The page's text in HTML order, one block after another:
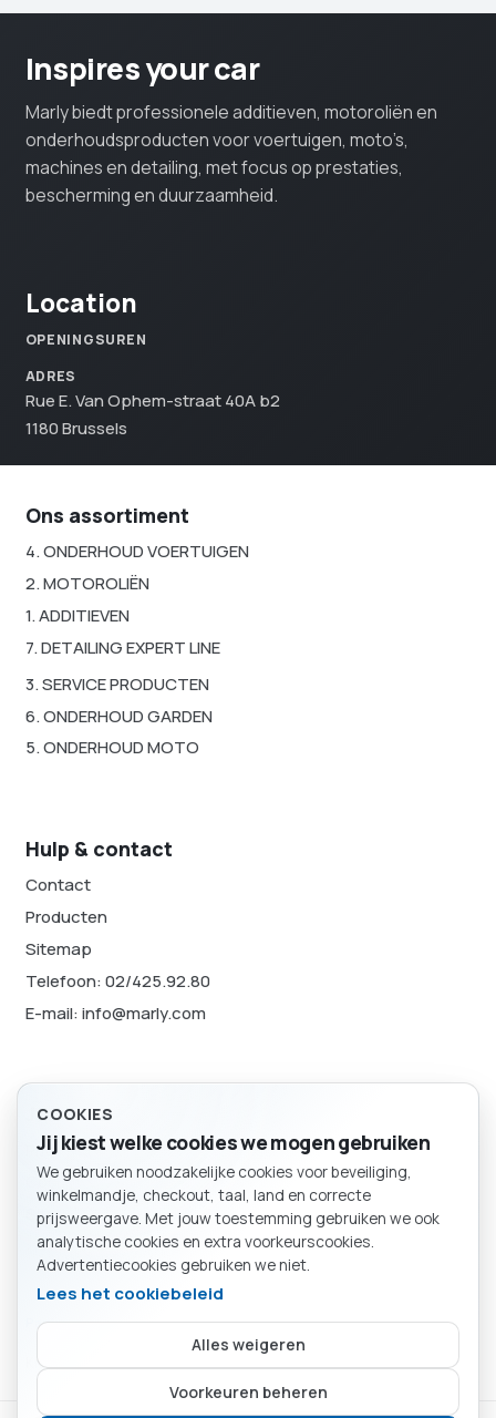
Inspires your car
Marly biedt professionele additieven, motoroliën en
onderhoudsproducten voor voertuigen, moto’s,
machines en detailing, met focus op prestaties,
bescherming en duurzaamheid.
Location
OPENINGSUREN
ADRES
Rue E. Van Ophem-straat 40A b2
1180 Brussels
Ons assortiment
4. ONDERHOUD VOERTUIGEN
2. MOTOROLIËN
1. ADDITIEVEN
7. DETAILING EXPERT LINE
3. SERVICE PRODUCTEN
6. ONDERHOUD GARDEN
5. ONDERHOUD MOTO
Hulp & contact
Contact
Producten
Sitemap
Telefoon: 02/425.92.80
E-mail: info@marly.com
Juridisch
Privacybeleid
Cookievoorkeuren
Sitemap
Particulier Bedrijf
Kies of je als particulier of bedrijf winkelt.
COOKIES
Jij kiest welke cookies we mogen gebruiken
We gebruiken noodzakelijke cookies voor beveiliging,
winkelmandje, checkout, taal, land en correcte
prijsweergave. Met jouw toestemming gebruiken we ook
analytische cookies en extra voorkeurscookies.
Advertentiecookies gebruiken we niet.
Lees het cookiebeleid
Alles weigeren
Voorkeuren beheren
BESTELLING
Winkelmand